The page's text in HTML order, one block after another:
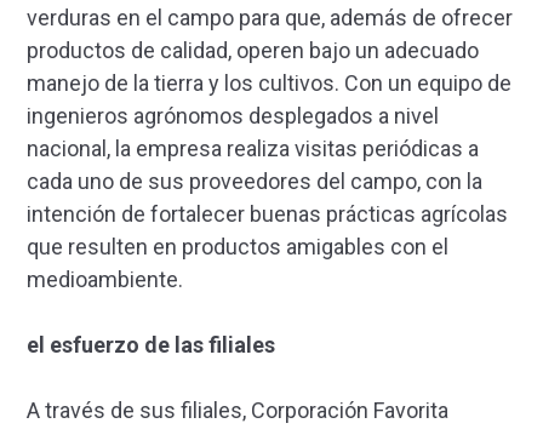
verduras en el campo para que, además de ofrecer
productos de calidad, operen bajo un adecuado
manejo de la tierra y los cultivos. Con un equipo de
ingenieros agrónomos desplegados a nivel
nacional, la empresa realiza visitas periódicas a
cada uno de sus proveedores del campo, con la
intención de fortalecer buenas prácticas agrícolas
que resulten en productos amigables con el
medioambiente.
el esfuerzo de las filiales
A través de sus filiales, Corporación Favorita